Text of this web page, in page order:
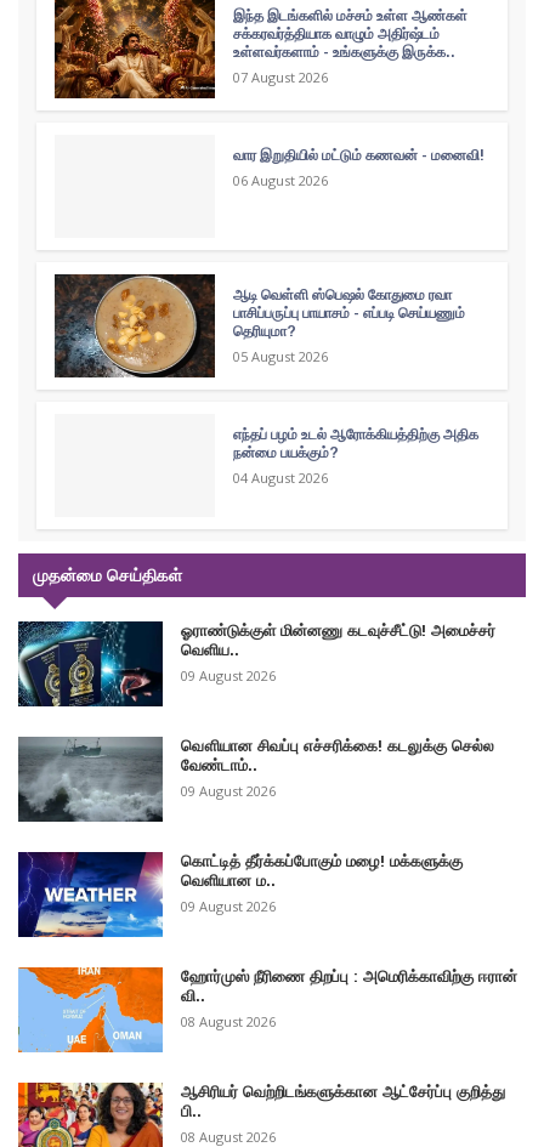
இந்த இடங்களில் மச்சம் உள்ள ஆண்கள்
சக்கரவர்த்தியாக வாழும் அதிர்ஷ்டம்
உள்ளவர்களாம் - உங்களுக்கு இருக்க..
07 August 2026
வார இறுதியில் மட்டும் கணவன் - மனைவி!
06 August 2026
ஆடி வெள்ளி ஸ்பெஷல் கோதுமை ரவா
பாசிப்பருப்பு பாயாசம் - எப்படி செய்யணும்
தெரியுமா?
05 August 2026
எந்தப் பழம் உடல் ஆரோக்கியத்திற்கு அதிக
நன்மை பயக்கும்?
04 August 2026
முதன்மை செய்திகள்
ஓராண்டுக்குள் மின்னணு கடவுச்சீட்டு! அமைச்சர்
வெளிய..
09 August 2026
வௌியான சிவப்பு எச்சரிக்கை! கடலுக்கு செல்ல
வேண்டாம்..
09 August 2026
கொட்டித் தீர்க்கப்போகும் மழை! மக்களுக்கு
வெளியான ம..
09 August 2026
ஹோர்முஸ் நீரிணை திறப்பு : அமெரிக்காவிற்கு ஈரான்
வி..
08 August 2026
ஆசிரியர் வெற்றிடங்களுக்கான ஆட்சேர்ப்பு குறித்து
பி..
08 August 2026